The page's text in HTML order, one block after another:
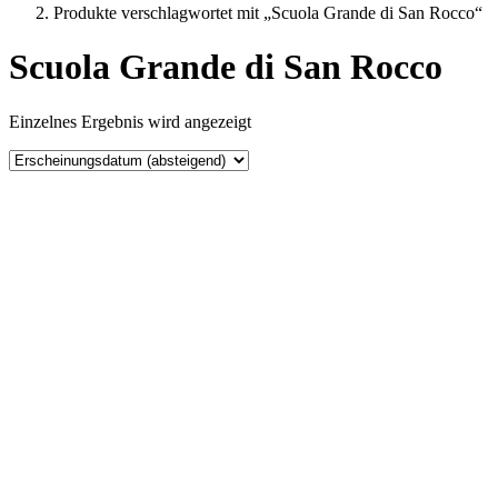
Produkte verschlagwortet mit „Scuola Grande di San Rocco“
Scuola Grande di San Rocco
Einzelnes Ergebnis wird angezeigt